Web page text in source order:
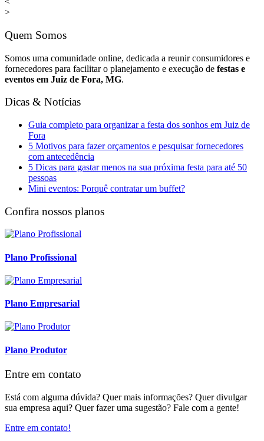
>
Quem Somos
Somos uma comunidade online, dedicada a reunir consumidores e
fornecedores para facilitar o planejamento e execução de festas e
eventos em Juiz de Fora, MG.
Dicas & Notícias
Guia completo para organizar a festa dos sonhos em Juiz de
Fora
5 Motivos para fazer orçamentos e pesquisar fornecedores
com antecedência
5 Dicas para gastar menos na sua próxima festa para até 50
pessoas
Mini eventos: Porquê contratar um buffet?
Confira nossos planos
Plano Profissional
Plano Empresarial
Plano Produtor
Entre em contato
Está com alguma dúvida? Quer mais informações? Quer divulgar
sua empresa aqui? Quer fazer uma sugestão? Fale com a gente!
Entre em contato!